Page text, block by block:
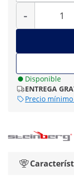
-
Disponible
ENTREGA
Precio